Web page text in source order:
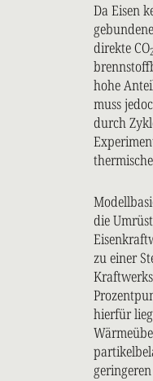
Da Eisen
direkte CO
hohe
muss
durch
die
zu einer
hierfür